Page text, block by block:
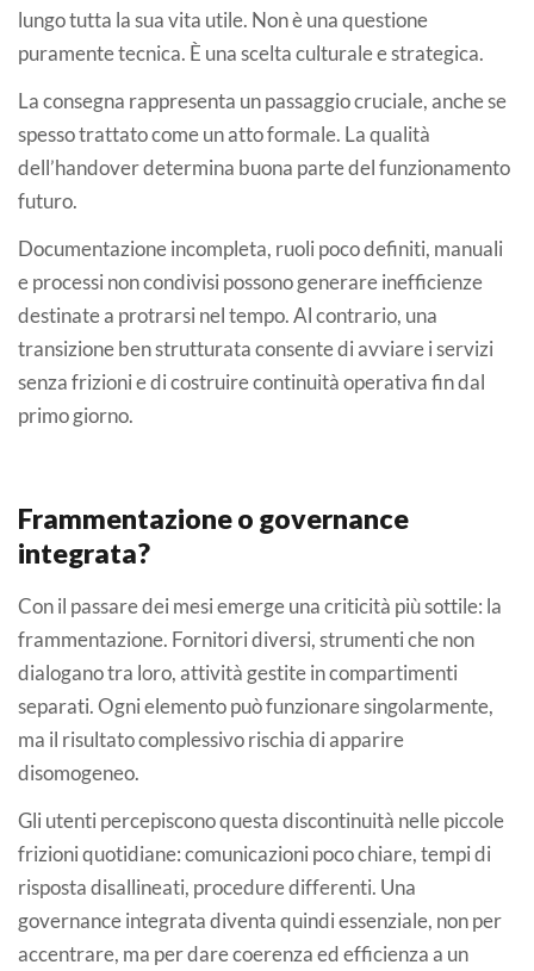
lungo tutta la sua vita utile. Non è una questione
puramente tecnica. È una scelta culturale e strategica.
La consegna rappresenta un passaggio cruciale, anche se
spesso trattato come un atto formale. La qualità
dell’handover determina buona parte del funzionamento
futuro.
Documentazione incompleta, ruoli poco definiti, manuali
e processi non condivisi possono generare inefficienze
destinate a protrarsi nel tempo. Al contrario, una
transizione ben strutturata consente di avviare i servizi
senza frizioni e di costruire continuità operativa fin dal
primo giorno.
Frammentazione o governance
integrata?
Con il passare dei mesi emerge una criticità più sottile: la
frammentazione. Fornitori diversi, strumenti che non
dialogano tra loro, attività gestite in compartimenti
separati. Ogni elemento può funzionare singolarmente,
ma il risultato complessivo rischia di apparire
disomogeneo.
Gli utenti percepiscono questa discontinuità nelle piccole
frizioni quotidiane: comunicazioni poco chiare, tempi di
risposta disallineati, procedure differenti. Una
governance integrata diventa quindi essenziale, non per
accentrare, ma per dare coerenza ed efficienza a un